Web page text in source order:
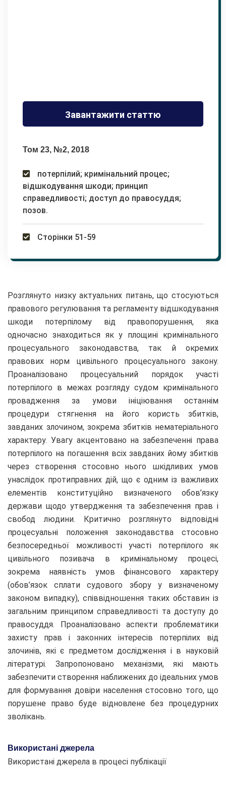
Завантажити статтю
Том 23, №2, 2018
потерпілий; кримінальний процес;
відшкодування шкоди; принцип
справедливості; доступ до правосуддя;
позов.
Сторінки 51-59
Розглянуто низку актуальних питань, що стосуються
правового регулювання та регламенту відшкодування
шкоди потерпілому від правопорушення, яка
одночасно знаходиться як у площині кримінального
процесуального законодавства, так й окремих
правових норм цивільного процесуального закону.
Проаналізовано процесуальний порядок участі
потерпілого в межах розгляду судом кримінального
провадження за умови ініціювання останнім
процедури стягнення на його користь збитків,
завданих злочином, зокрема збитків нематеріального
характеру. Увагу акцентовано на забезпеченні права
потерпілого на погашення всіх завданих йому збитків
через створення стосовно нього шкідливих умов
унаслідок протиправних дій, що є одним із важливих
елементів конституційно визначеного обов’язку
держави щодо утвердження та забезпечення прав і
свобод людини. Критично розглянуто відповідні
процесуальні положення законодавства стосовно
безпосередньої можливості участі потерпілого як
цивільного позивача в кримінальному процесі,
зокрема наявність умов фінансового характеру
(обов’язок сплати судового збору у визначеному
законом випадку), співвідношення таких обставин із
загальним принципом справедливості та доступу до
правосуддя. Проаналізовано аспекти проблематики
захисту прав і законних інтересів потерпілих від
злочинів, які є предметом дослідження і в науковій
літературі. Запропоновано механізми, які мають
забезпечити створення наближених до ідеальних умов
для формування довіри населення стосовно того, що
порушене право буде відновлене без процедурних
зволікань.
Використані джерела
Використані джерела в процесі публікації